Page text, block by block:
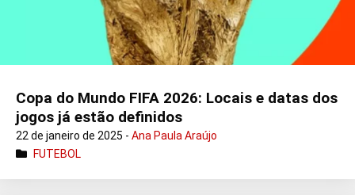
Copa do Mundo FIFA 2026: Locais e datas dos
jogos já estão definidos
22 de janeiro de 2025 - Ana Paula Araújo
FUTEBOL